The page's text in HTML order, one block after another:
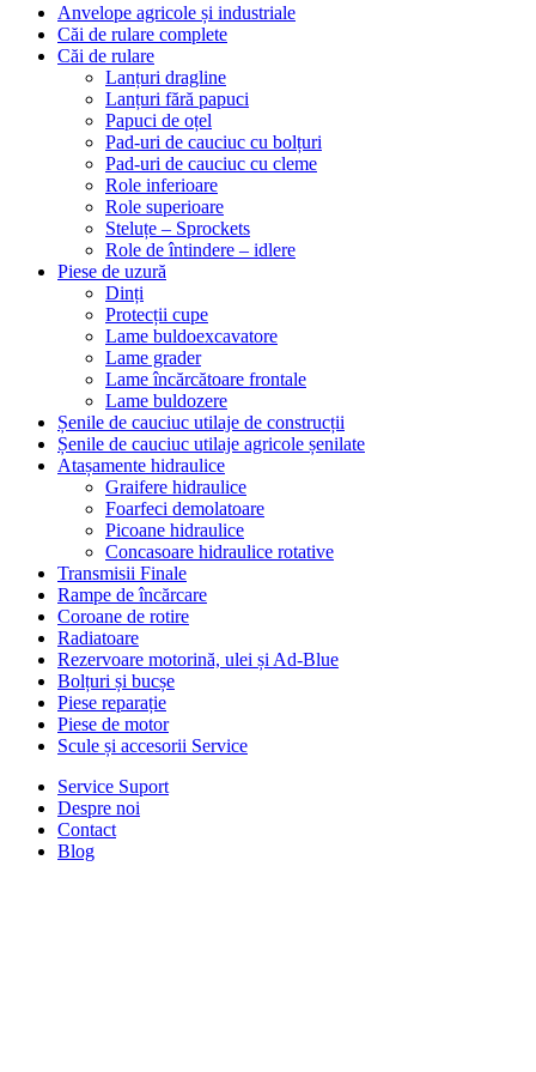
Anvelope agricole și industriale
Căi de rulare complete
Căi de rulare
Lanțuri dragline
Lanțuri fără papuci
Papuci de oțel
Pad-uri de cauciuc cu bolțuri
Pad-uri de cauciuc cu cleme
Role inferioare
Role superioare
Steluțe – Sprockets
Role de întindere – idlere
Piese de uzură
Dinți
Protecții cupe
Lame buldoexcavatore
Lame grader
Lame încărcătoare frontale
Lame buldozere
Șenile de cauciuc utilaje de construcții
Șenile de cauciuc utilaje agricole șenilate
Atașamente hidraulice
Graifere hidraulice
Foarfeci demolatoare
Picoane hidraulice
Concasoare hidraulice rotative
Transmisii Finale
Rampe de încărcare
Coroane de rotire
Radiatoare
Rezervoare motorină, ulei și Ad-Blue
Bolțuri și bucșe
Piese reparație
Piese de motor
Scule și accesorii Service
Service Suport
Despre noi
Contact
Blog